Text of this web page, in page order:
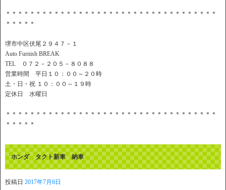
＊＊＊＊＊＊＊＊＊＊＊＊＊＊＊＊＊＊＊＊＊＊＊＊＊＊＊＊＊＊＊＊＊＊＊
＊＊＊＊＊
堺市中区伏尾２９４７－１
Auto Furnish BREAK
TEL ０７２－２０５－８０８８
営業時間 平日１０：００～２０時
土・日・祝 １０：００～１９時
定休日 水曜日
＊＊＊＊＊＊＊＊＊＊＊＊＊＊＊＊＊＊＊＊＊＊＊＊＊＊＊＊＊＊＊＊＊＊＊
＊＊＊＊＊
ホンダ タクト新車 納車
投稿日 2017年7月6日